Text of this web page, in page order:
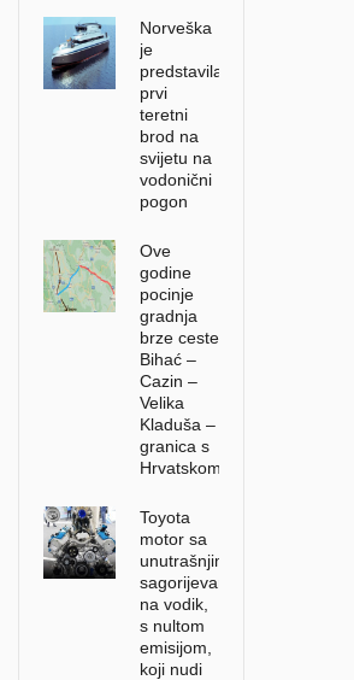
Norveška
je
predstavila
prvi
teretni
brod na
svijetu na
vodonični
pogon
Ove
godine
pocinje
gradnja
brze ceste
Bihać –
Cazin –
Velika
Kladuša –
granica s
Hrvatskom
Toyota
motor sa
unutrašnjim
sagorijevanjem
na vodik,
s nultom
emisijom,
koji nudi